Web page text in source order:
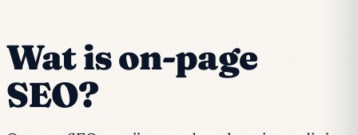
Wat is on-page
SEO?